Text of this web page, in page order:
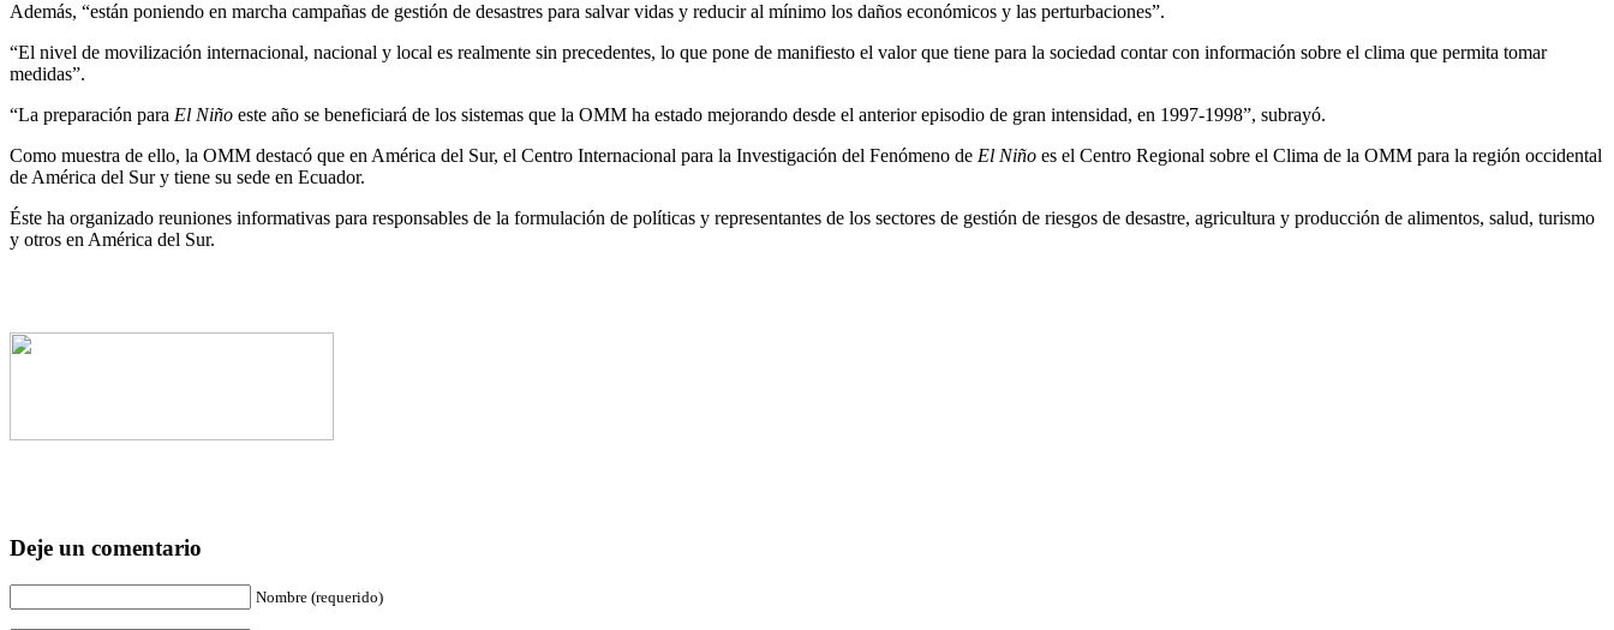
Además, “están poniendo en marcha campañas de gestión de desastres para salvar vidas y reducir al mínimo los daños económicos y las perturbaciones”.
“El nivel de movilización internacional, nacional y local es realmente sin precedentes, lo que pone de manifiesto el valor que tiene para la sociedad contar con información sobre el clima que permita tomar
medidas”.
“La preparación para El Niño este año se beneficiará de los sistemas que la OMM ha estado mejorando desde el anterior episodio de gran intensidad, en 1997-1998”, subrayó.
Como muestra de ello, la OMM destacó que en América del Sur, el Centro Internacional para la Investigación del Fenómeno de El Niño es el Centro Regional sobre el Clima de la OMM para la región occidental
de América del Sur y tiene su sede en Ecuador.
Éste ha organizado reuniones informativas para responsables de la formulación de políticas y representantes de los sectores de gestión de riesgos de desastre, agricultura y producción de alimentos, salud, turismo
y otros en América del Sur.
Deje un comentario
Nombre (requerido)